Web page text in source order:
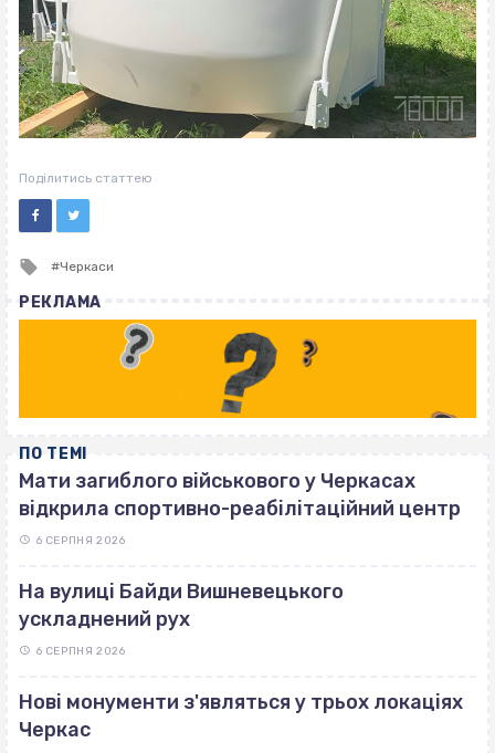
Поділитись статтею
Tagged
Черкаси
РЕКЛАМА
ПО ТЕМІ
Мати загиблого військового у Черкасах
відкрила спортивно-реабілітаційний центр
6 СЕРПНЯ 2026
На вулиці Байди Вишневецького
ускладнений рух
6 СЕРПНЯ 2026
Нові монументи з'являться у трьох локаціях
Черкас